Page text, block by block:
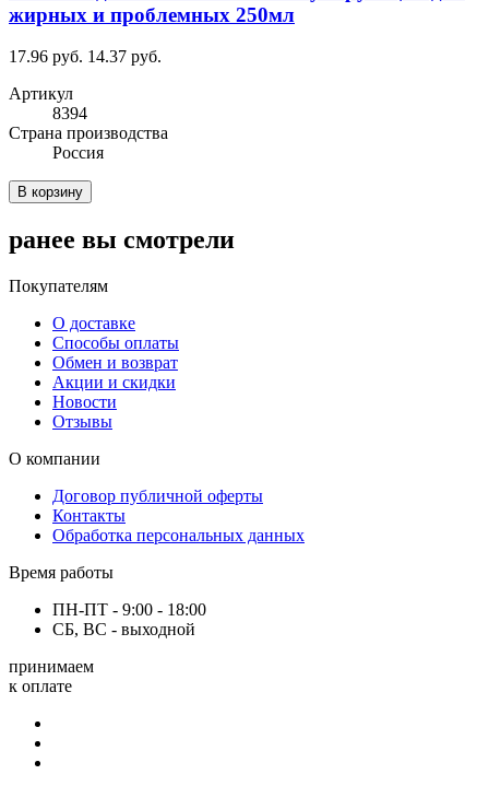
жирных и проблемных 250мл
17.96 руб. 14.37 руб.
Артикул
8394
Cтрана производства
Россия
В корзину
ранее вы смотрели
Покупателям
О доставке
Способы оплаты
Обмен и возврат
Акции и скидки
Новости
Отзывы
О компании
Договор публичной оферты
Контакты
Обработка персональных данных
Время работы
ПН-ПТ - 9:00 - 18:00
СБ, ВС - выходной
принимаем
к оплате